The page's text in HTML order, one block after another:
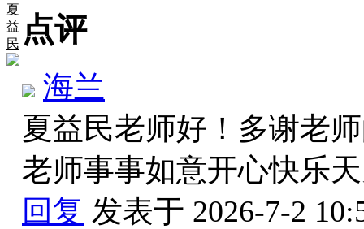
夏
益
民 点评
海兰
夏益民老师好！多谢老
老师事事如意开心快乐
回复 发表于 2026-7-2